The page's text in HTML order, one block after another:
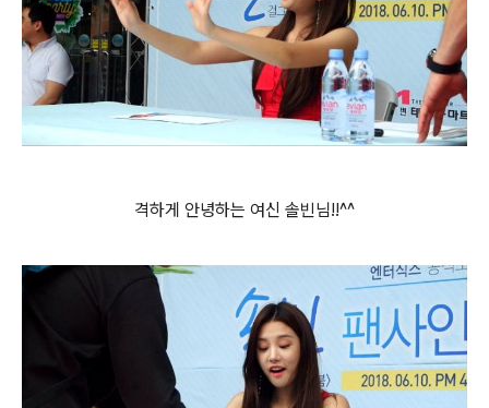
격하게 안녕하는 여신 솔빈님!!^^